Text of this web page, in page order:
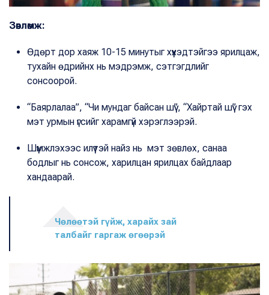
Зөвлөмж:
Өдөрт дор хаяж 10-15 минутыг хүүхэдтэйгээ ярилцаж,
тухайн өдрийнх нь мэдрэмж, сэтгэгдлийг
сонсоорой.
“Баярлалаа”, “Чи мундаг байсан шүү”, “Хайртай шүү” гэх
мэт урмын үгсийг харамгүй хэрэглээрэй.
Шүүмжлэхээс илүүтэй найз нь мэт зөвлөх, санаа
бодлыг нь сонсож, харилцан ярилцах байдлаар
хандаарай.
Чөлөөтэй гүйж, харайх зай
талбайг гаргаж өгөөрэй